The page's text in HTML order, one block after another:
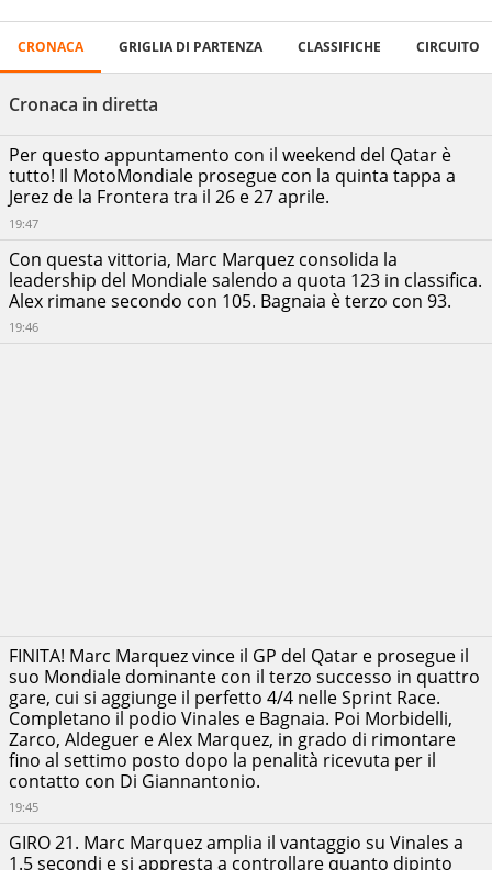
CRONACA GRIGLIA DI PARTENZA CLASSIFICHE CIRCUITO
Cronaca in diretta
Per questo appuntamento con il weekend del Qatar è
tutto! Il MotoMondiale prosegue con la quinta tappa a
Jerez de la Frontera tra il 26 e 27 aprile.
19:47
Con questa vittoria, Marc Marquez consolida la
leadership del Mondiale salendo a quota 123 in classifica.
Alex rimane secondo con 105. Bagnaia è terzo con 93.
19:46
FINITA! Marc Marquez vince il GP del Qatar e prosegue il
suo Mondiale dominante con il terzo successo in quattro
gare, cui si aggiunge il perfetto 4/4 nelle Sprint Race.
Completano il podio Vinales e Bagnaia. Poi Morbidelli,
Zarco, Aldeguer e Alex Marquez, in grado di rimontare
fino al settimo posto dopo la penalità ricevuta per il
contatto con Di Giannantonio.
19:45
GIRO 21. Marc Marquez amplia il vantaggio su Vinales a
1.5 secondi e si appresta a controllare quanto dipinto
Posizioni
PILOTI
GP
del
Qatar
-
Lusail
International
Circuit
13/04/2025
International
Circuit
Città:
Lusail
Nazione:
Qatar
Numero
giri:
21
Lunghezza